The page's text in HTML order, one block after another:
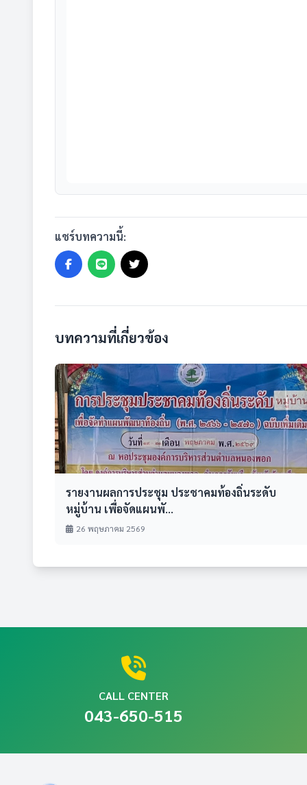
แชร์บทความนี้:
บทความที่เกี่ยวข้อง
รายงานผลการประชุม ประชาคมท้องถิ่นระดับ
หมู่บ้าน เพื่อจัดแผนพั...
26 พฤษภาคม 2569
CALL CENTER
043-650-515